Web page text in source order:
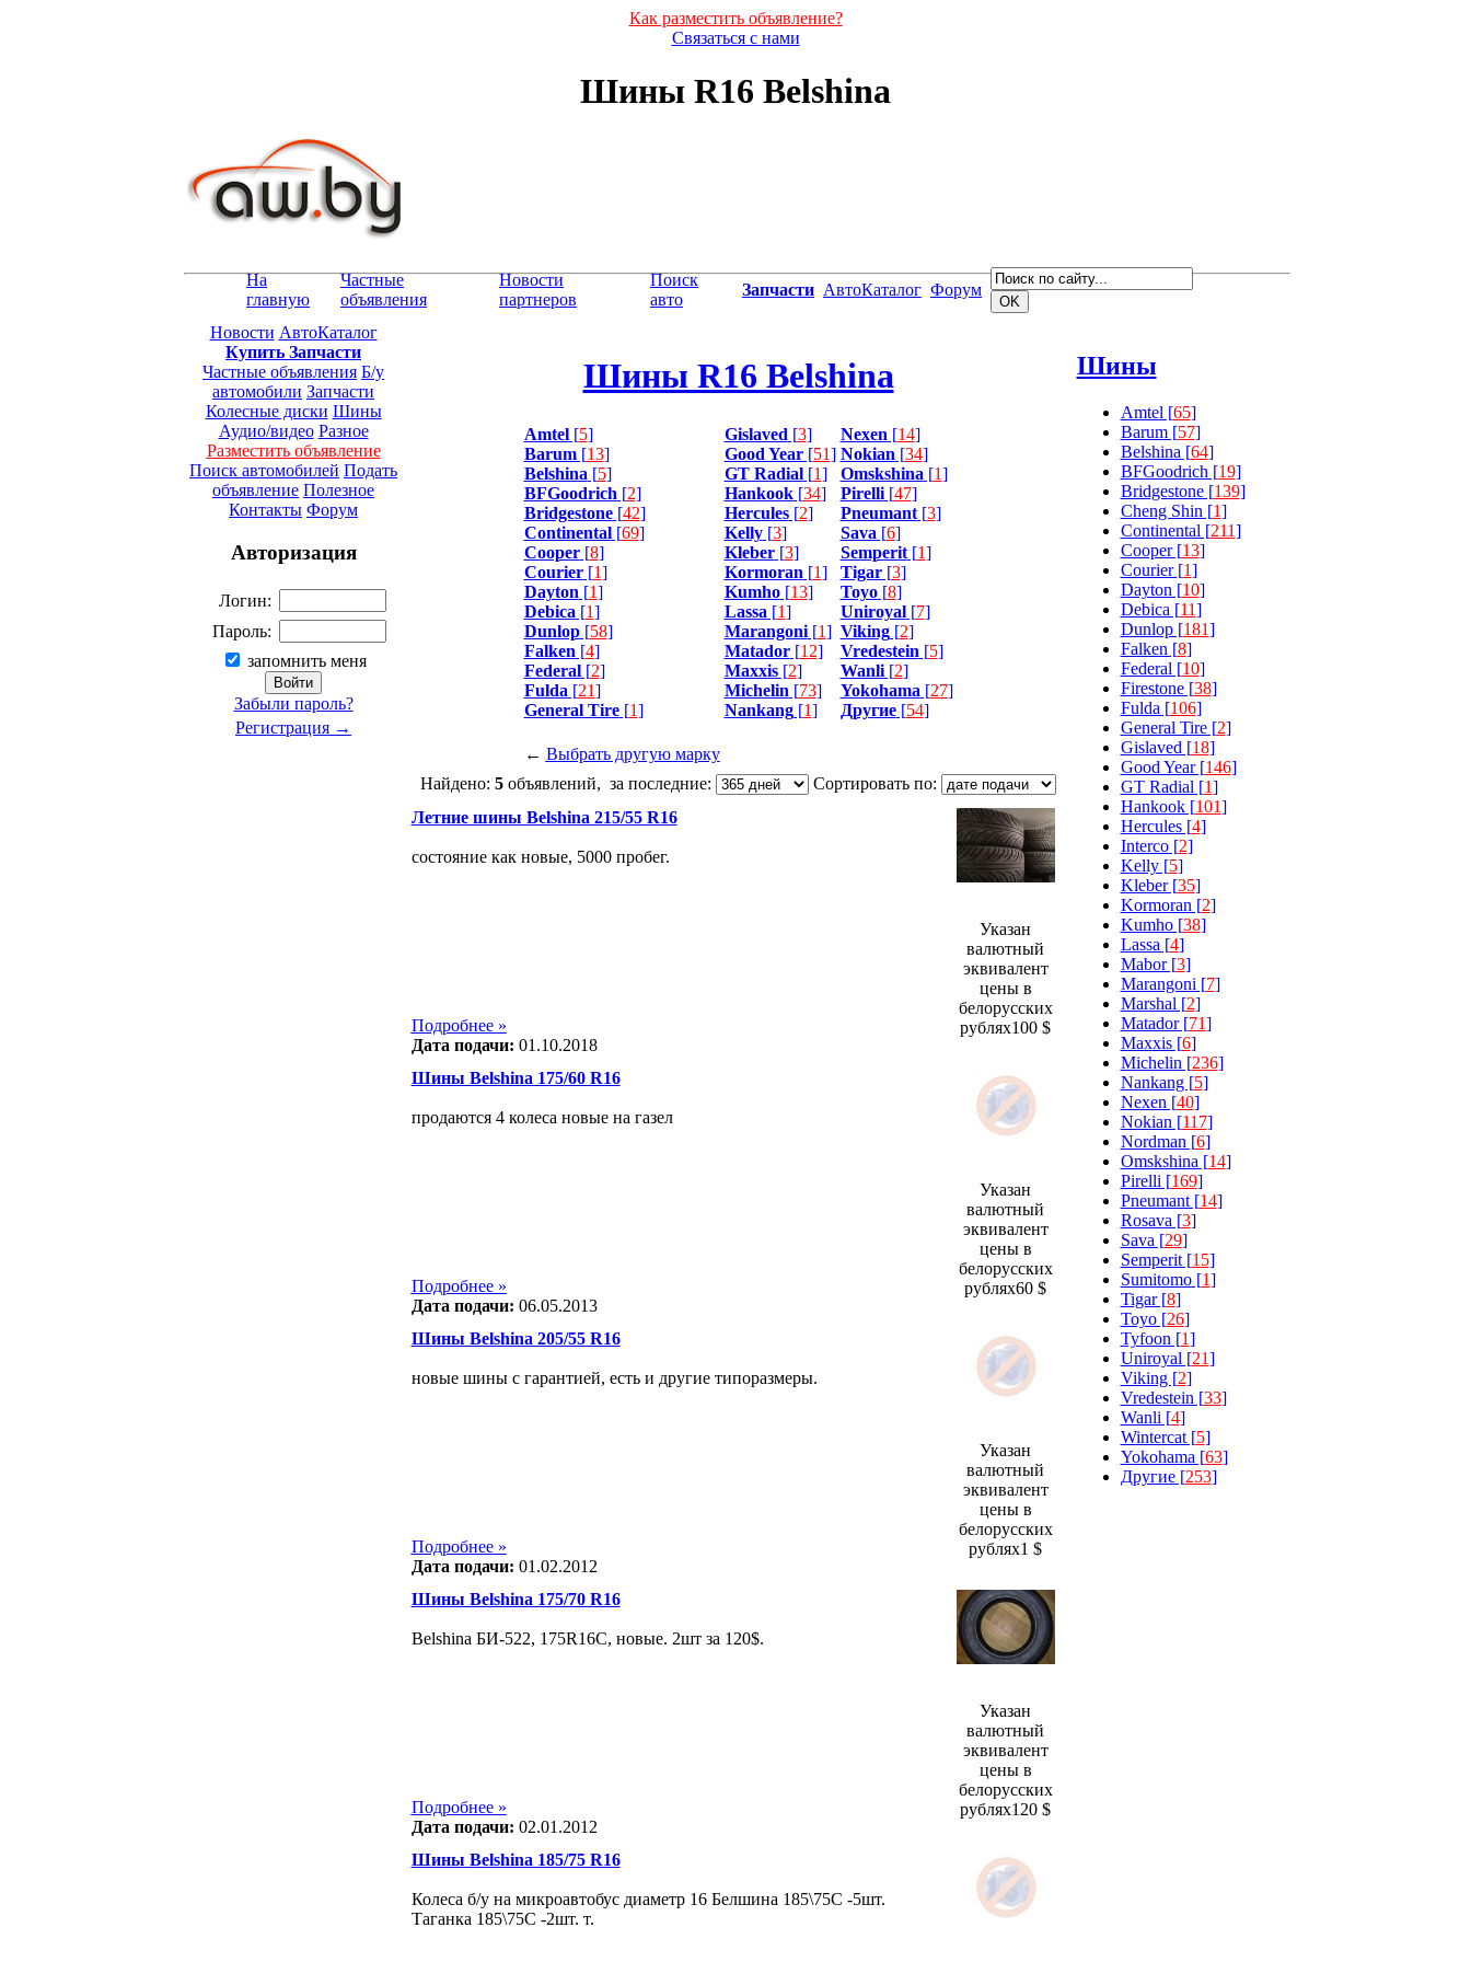
Как разместить объявление?
Связаться с нами
Шины R16 Belshina
На
главную
Частные
объявления
Новости
партнеров
Поиск
авто
Запчасти АвтоКаталог Форум
Новости АвтоКаталог
Купить Запчасти
Частные объявления Б/у
автомобили Запчасти
Колесные диски Шины
Аудио/видео Разное
Разместить объявление
Поиск автомобилей Подать
объявление Полезное
Контакты Форум
Авторизация
Логин:
Пароль:
запомнить меня
Забыли пароль?
Регистрация →
Шины R16 Belshina
Amtel[5]
Barum[13]
Belshina [5]
BFGoodrich [2]
Bridgestone[42]
Continental[69]
Cooper[8]
Courier[1]
Dayton [1]
Debica [1]
Dunlop[58]
Falken [4]
Federal[2]
Fulda [21]
General Tire[1]
Gislaved [3]
Good Year[51]
GT Radial[1]
Hankook[34]
Hercules[2]
Kelly[3]
Kleber[3]
Kormoran [1]
Kumho[13]
Lassa [1]
Marangoni[1]
Matador[12]
Maxxis[2]
Michelin [73]
Nankang[1]
Nexen [14]
Nokian [34]
Omskshina [1]
Pirelli[47]
Pneumant[3]
Sava [6]
Semperit[1]
Tigar[3]
Toyo[8]
Uniroyal[7]
Viking[2]
Vredestein [5]
Wanli[2]
Yokohama [27]
Другие[54]
← Выбрать другую марку
Найдено: 5 объявлений, за последние:
Сортировать по:
Летние шины Belshina 215/55 R16
состояние как новые, 5000 пробег.
Подробнее »
Дата подачи: 01.10.2018
Указан
валютный
эквивалент
цены в
белорусских
рублях100 $
Шины Belshina 175/60 R16
продаются 4 колеса новые на газел
Подробнее »
Дата подачи: 06.05.2013
Указан
валютный
эквивалент
цены в
белорусских
рублях60 $
Шины Belshina 205/55 R16
новые шины c гарантией, есть и другие типоразмеры.
Подробнее »
Дата подачи: 01.02.2012
Указан
валютный
эквивалент
цены в
белорусских
рублях1 $
Шины Belshina 175/70 R16
Belshina БИ-522, 175R16C, новые. 2шт за 120$.
Подробнее »
Дата подачи: 02.01.2012
Указан
валютный
эквивалент
цены в
белорусских
рублях120 $
Шины Belshina 185/75 R16
Колеса б/у на микроавтобус диаметр 16 Белшина 185\75С -5шт.
Таганка 185\75С -2шт. т.
Шины
Amtel [65]
Barum [57]
Belshina [64]
BFGoodrich [19]
Bridgestone [139]
Cheng Shin [1]
Continental [211]
Cooper [13]
Courier [1]
Dayton [10]
Debica [11]
Dunlop [181]
Falken [8]
Federal [10]
Firestone [38]
Fulda [106]
General Tire [2]
Gislaved [18]
Good Year [146]
GT Radial [1]
Hankook [101]
Hercules [4]
Interco [2]
Kelly [5]
Kleber [35]
Kormoran [2]
Kumho [38]
Lassa [4]
Mabor [3]
Marangoni [7]
Marshal [2]
Matador [71]
Maxxis [6]
Michelin [236]
Nankang [5]
Nexen [40]
Nokian [117]
Nordman [6]
Omskshina [14]
Pirelli [169]
Pneumant [14]
Rosava [3]
Sava [29]
Semperit [15]
Sumitomo [1]
Tigar [8]
Toyo [26]
Tyfoon [1]
Uniroyal [21]
Viking [2]
Vredestein [33]
Wanli [4]
Wintercat [5]
Yokohama [63]
Другие [253]